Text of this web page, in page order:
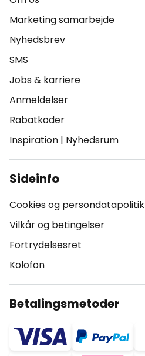
Marketing samarbejde
Nyhedsbrev
SMS
Jobs & karriere
Anmeldelser
Rabatkoder
Inspiration | Nyhedsrum
Sideinfo
Cookies og persondatapolitik
Vilkår og betingelser
Fortrydelsesret
Kolofon
Betalingsmetoder